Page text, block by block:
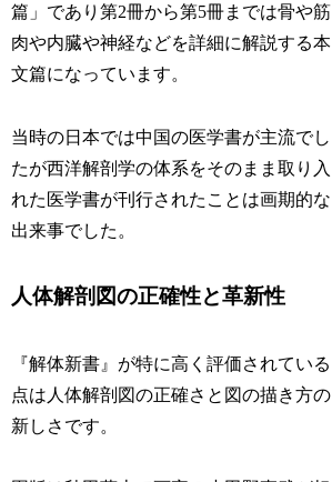
篇」であり第2冊から第5冊までは骨や筋
肉や内臓や神経などを詳細に解説する本
文篇になっています。
当時の日本では中国の医学書が主流でし
たが西洋解剖学の体系をそのまま取り入
れた医学書が刊行されたことは画期的な
出来事でした。
人体解剖図の正確性と革新性
『解体新書』が特に高く評価されている
点は人体解剖図の正確さと図の描き方の
新しさです。